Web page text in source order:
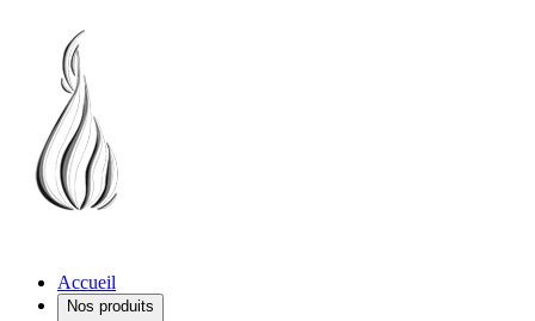
Accueil
Nos produits